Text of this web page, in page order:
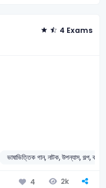
4 Exams
ভাষাভিত্তিক গান, নাটক, উপন্যাস, গল্প,
4 2k